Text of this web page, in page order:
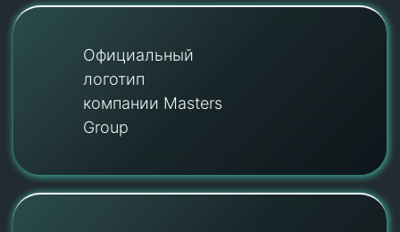
Официальный
логотип
компании Masters
Group